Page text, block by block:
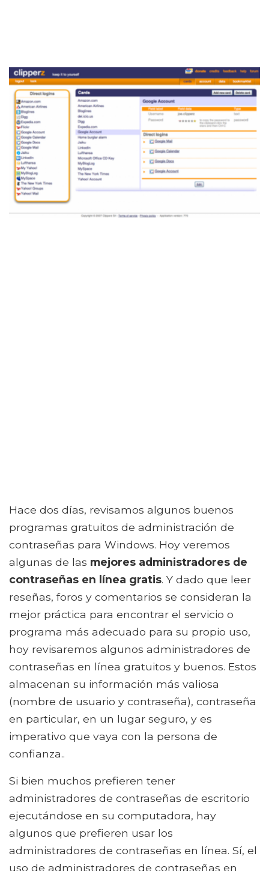
Hace dos días, revisamos algunos buenos
programas gratuitos de administración de
contraseñas para Windows. Hoy veremos
algunas de las mejores administradores de
contraseñas en línea gratis. Y dado que leer
reseñas, foros y comentarios se consideran la
mejor práctica para encontrar el servicio o
programa más adecuado para su propio uso,
hoy revisaremos algunos administradores de
contraseñas en línea gratuitos y buenos. Estos
almacenan su información más valiosa
(nombre de usuario y contraseña), contraseña
en particular, en un lugar seguro, y es
imperativo que vaya con la persona de
confianza..
Si bien muchos prefieren tener
administradores de contraseñas de escritorio
ejecutándose en su computadora, hay
algunos que prefieren usar los
administradores de contraseñas en línea. Sí, el
uso de administradores de contraseñas en